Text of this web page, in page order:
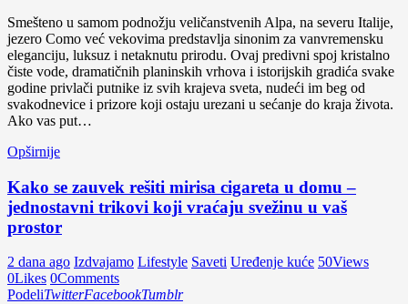
Smešteno u samom podnožju veličanstvenih Alpa, na severu Italije,
jezero Como već vekovima predstavlja sinonim za vanvremensku
eleganciju, luksuz i netaknutu prirodu. Ovaj predivni spoj kristalno
čiste vode, dramatičnih planinskih vrhova i istorijskih gradića svake
godine privlači putnike iz svih krajeva sveta, nudeći im beg od
svakodnevice i prizore koji ostaju urezani u sećanje do kraja života.
Ako vas put…
Opširnije
Kako se zauvek rešiti mirisa cigareta u domu –
jednostavni trikovi koji vraćaju svežinu u vaš
prostor
2 dana ago Izdvajamo Lifestyle Saveti Uređenje kuće 50Views
0Likes 0Comments
PodeliTwitterFacebookTumblr